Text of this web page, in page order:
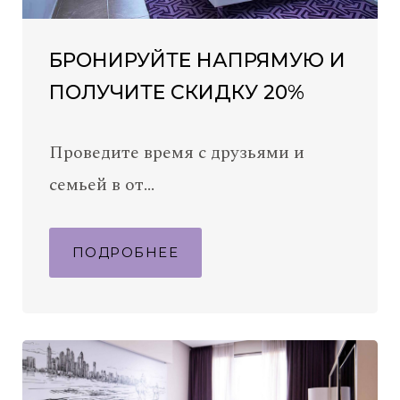
БРОНИРУЙТЕ НАПРЯМУЮ И
ПОЛУЧИТЕ СКИДКУ 20%
Проведите время с друзьями и
семьей в от…
ПОДРОБНЕЕ